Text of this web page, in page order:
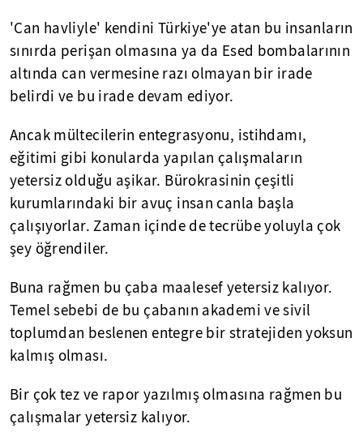
'Can havliyle' kendini Türkiye'ye atan bu insanların
sınırda perişan olmasına ya da Esed bombalarının
altında can vermesine razı olmayan bir irade
belirdi ve bu irade devam ediyor.
Ancak mültecilerin entegrasyonu, istihdamı,
eğitimi gibi konularda yapılan çalışmaların
yetersiz olduğu aşikar. Bürokrasinin çeşitli
kurumlarındaki bir avuç insan canla başla
çalışıyorlar. Zaman içinde de tecrübe yoluyla çok
şey öğrendiler.
Buna rağmen bu çaba maalesef yetersiz kalıyor.
Temel sebebi de bu çabanın akademi ve sivil
toplumdan beslenen entegre bir stratejiden yoksun
kalmış olması.
Bir çok tez ve rapor yazılmış olmasına rağmen bu
çalışmalar yetersiz kalıyor.